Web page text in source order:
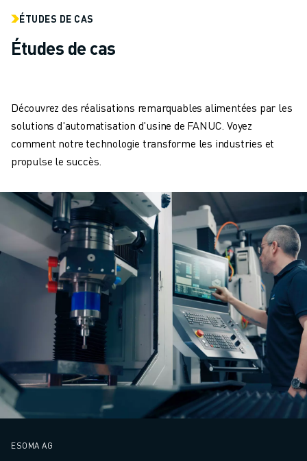
CENTRES D'USINAGE CNC COMPACTS
RECHERCHE DE ROBODRILL
ROBODRILL CENTRES D'USINAGE CNC COMPACTS
ROBODRILL MAINTENANCE PRÉVENTIVE
DURABILITÉ DU ROBODRILL
ROBODRILL ENSEMBLE DE ROBOTS
ROBODRILL KIT PÉDAGOGIQUE
RECHERCHE DE ROBOSHOT
ROBOSHOT MACHINES DE MOULAGE PAR INJECTION ÉLECTRIQUES
ROBOSHOT MATÉRIEL
LOGICIEL ROBOSHOT
DURABILITÉ DU ROBOSHOT
ROBOSHOT ENSEMBLE DE ROBOTS
ROBOSHOT MAINTENANCE PRÉVENTIVE
COÛT TOTAL D'UNE ROBOSHOT
MACHINES D'ÉLECTROÉROSION PAR FIL
ROBOCUT MACHINES D'ÉLECTROÉROSION À FIL
ROBOCUT MATÉRIEL
LOGICIEL ROBOCUT
ROBOCUT MAINTENANCE PRÉVENTIVE
SOLUTIONS IIOT
ÉTUDES DE CAS
Études de cas
Découvrez des réalisations remarquables alimentées par les
solutions d'automatisation d'usine de FANUC. Voyez
comment notre technologie transforme les industries et
propulse le succès.
ESOMA AG